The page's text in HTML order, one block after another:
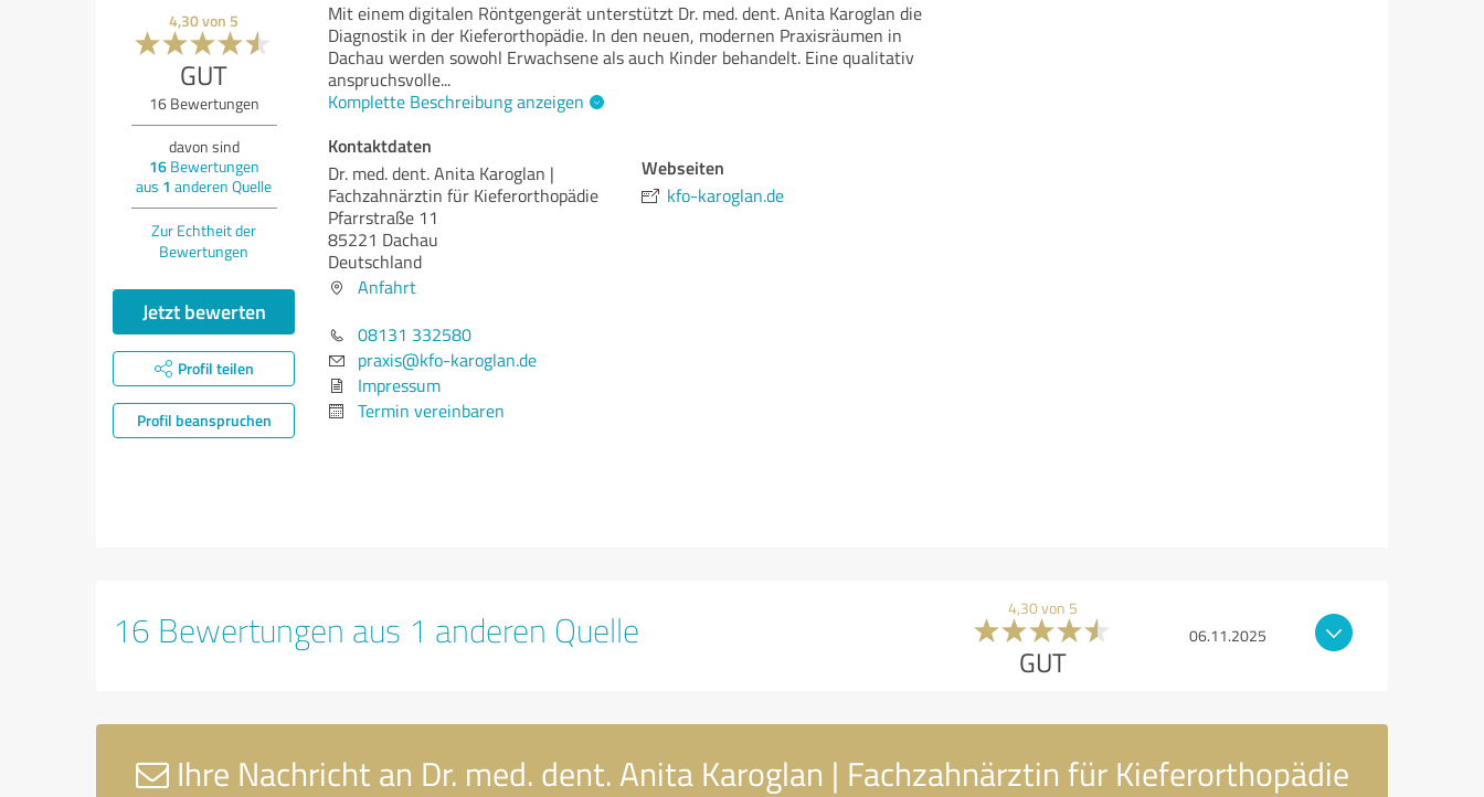
4,30von 5
GUT
16Bewertungen
davon sind
16Bewertungen
aus 1 anderen Quelle
Zur Echtheit der
Bewertungen
Jetzt bewerten
Profil teilen
Profil beanspruchen
Mit einem digitalen Röntgengerät unterstützt Dr. med. dent. Anita Karoglan die
Diagnostik in der Kieferorthopädie. In den neuen, modernen Praxisräumen in
Dachau werden sowohl Erwachsene als auch Kinder behandelt. Eine qualitativ
anspruchsvolle...
Komplette Beschreibung anzeigen
Kontaktdaten
Dr. med. dent. Anita Karoglan |
Fachzahnärztin für Kieferorthopädie
Pfarrstraße 11
85221 Dachau
Deutschland
Anfahrt
08131 332580
praxis@kfo-karoglan.de
Impressum
Termin vereinbaren
Webseiten
kfo-karoglan.de
16 Bewertungen aus 1 anderen Quelle 4,30 von 5
GUT
06.11.2025
Ihre Nachricht an Dr. med. dent. Anita Karoglan | Fachzahnärztin für Kieferorthopädie